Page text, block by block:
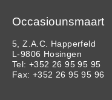
Occasiounsmaart
5, Z.A.C. Happerfeld
L-9806 Hosingen
Tel: +352 26 95 95 95
Fax: +352 26 95 95 96